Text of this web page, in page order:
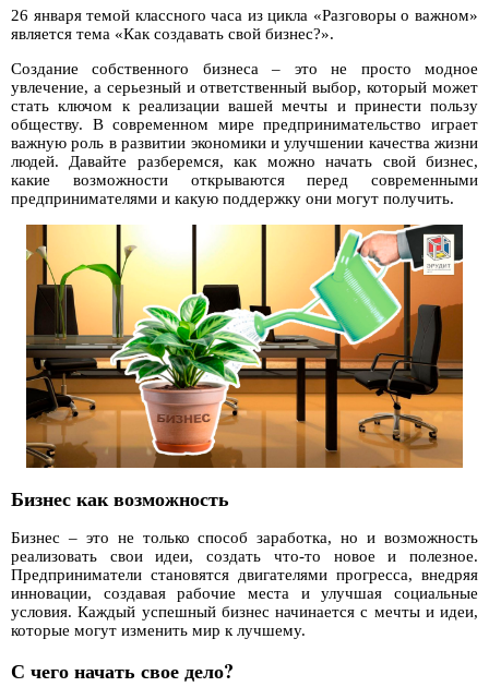
26 января темой классного часа из цикла «Разговоры о важном»
является тема «Как создавать свой бизнес?».
Создание собственного бизнеса – это не просто модное
увлечение, а серьезный и ответственный выбор, который может
стать ключом к реализации вашей мечты и принести пользу
обществу. В современном мире предпринимательство играет
важную роль в развитии экономики и улучшении качества жизни
людей. Давайте разберемся, как можно начать свой бизнес,
какие возможности открываются перед современными
предпринимателями и какую поддержку они могут получить.
Бизнес как возможность
Бизнес – это не только способ заработка, но и возможность
реализовать свои идеи, создать что-то новое и полезное.
Предприниматели становятся двигателями прогресса, внедряя
инновации, создавая рабочие места и улучшая социальные
условия. Каждый успешный бизнес начинается с мечты и идеи,
которые могут изменить мир к лучшему.
С чего начать свое дело?